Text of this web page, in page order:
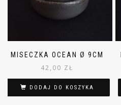
MISECZKA OCEAN Ø 9CM
42,00 ZŁ
DODAJ DO KOSZYKA